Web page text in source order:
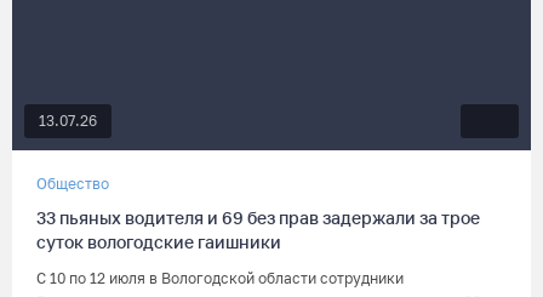
13.07.26
Общество
33 пьяных водителя и 69 без прав задержали за трое
суток вологодские гаишники
С 10 по 12 июля в Вологодской области сотрудники